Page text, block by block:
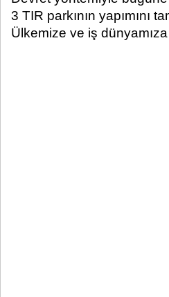
3 TIR parkının yapımını
Ülkemize ve iş